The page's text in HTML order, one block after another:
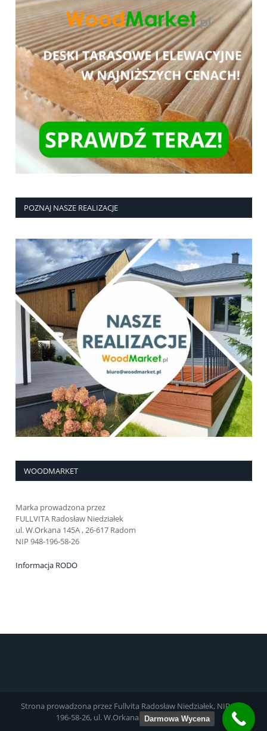
POZNAJ NASZE REALIZACJE
WOODMARKET
Marka prowadzona przez
FULLVITA Radosław Niedziałek
ul. W.Orkana 145A , 26-617 Radom
NIP 948-196-58-26
Informacja RODO
Strona prowadzona przez Fullvita Radosław Niedziałek, NIP 948-
196-58-26, ul. W.Orkana 145a, 26-600 Radom
Darmowa Wycena